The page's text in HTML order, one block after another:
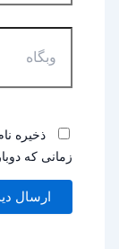
ذخیره
زمانی که